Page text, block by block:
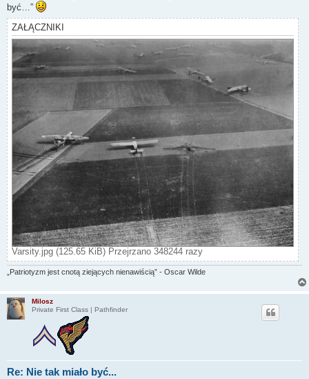
być…”
ZAŁĄCZNIKI
Varsity.jpg (125.65 KiB) Przejrzano 348244 razy
„Patriotyzm jest cnotą ziejących nienawiścią” - Oscar Wilde
Milosz
Private First Class | Pathfinder
Re: Nie tak miało być...